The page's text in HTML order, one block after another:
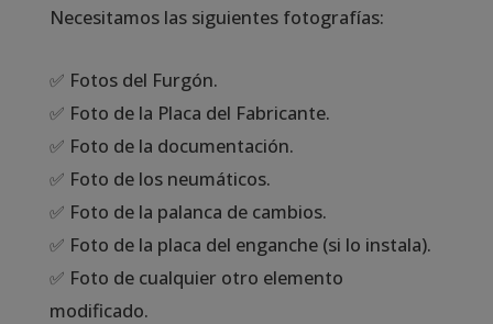
Necesitamos las siguientes fotografías:
✅ Fotos del Furgón.
✅ Foto de la Placa del Fabricante.
✅ Foto de la documentación.
✅ Foto de los neumáticos.
✅ Foto de la palanca de cambios.
✅ Foto de la placa del enganche (si lo instala).
✅ Foto de cualquier otro elemento
modificado.